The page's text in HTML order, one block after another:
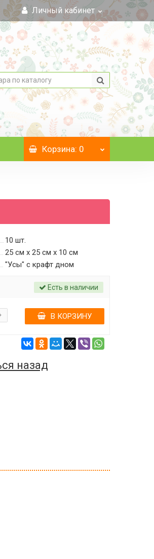
Личный кабинет
Корзина: 0
10 шт.
25 см х 25 см х 10 см
"Усы" с крафт дном
Есть в наличии
В КОРЗИНУ
назад